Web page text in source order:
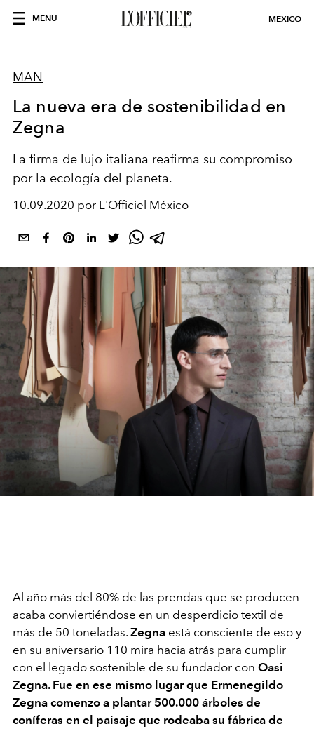
MENU MEXICO
MAN
La nueva era de sostenibilidad en
Zegna
La firma de lujo italiana reafirma su compromiso
por la ecología del planeta.
10.09.2020 por L'Officiel México
Al año más del 80% de las prendas que se producen
acaba conviertiéndose en un desperdicio textil de
más de 50 toneladas. Zegna está consciente de eso y
en su aniversario 110 mira hacia atrás para cumplir
con el legado sostenible de su fundador con Oasi
Zegna. Fue en ese mismo lugar que Ermenegildo
Zegna comenzo a plantar 500.000 árboles de
coníferas en el paisaje que rodeaba su fábrica de